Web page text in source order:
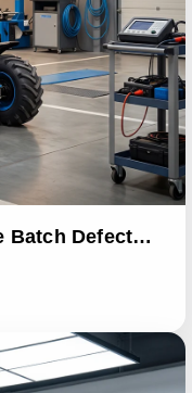
Batch Defect